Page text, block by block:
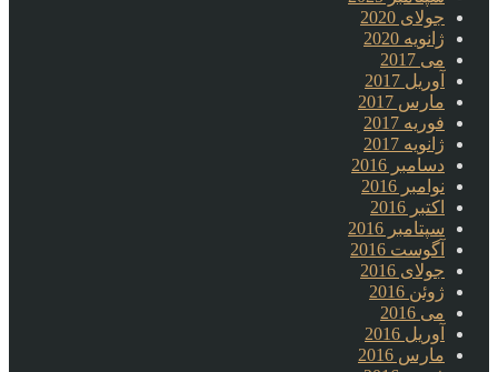
جولای 2020
ژانویه 2020
می 2017
آوریل 2017
مارس 2017
فوریه 2017
ژانویه 2017
دسامبر 2016
نوامبر 2016
اکتبر 2016
سپتامبر 2016
آگوست 2016
جولای 2016
ژوئن 2016
می 2016
آوریل 2016
مارس 2016